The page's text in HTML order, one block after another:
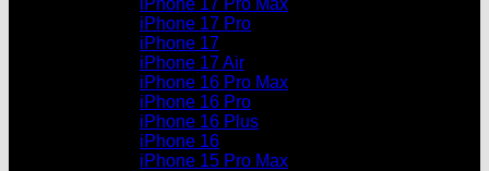
iPhone 17 Pro Max
iPhone 17 Pro
iPhone 17
iPhone 17 Air
iPhone 16 Pro Max
iPhone 16 Pro
iPhone 16 Plus
iPhone 16
iPhone 15 Pro Max